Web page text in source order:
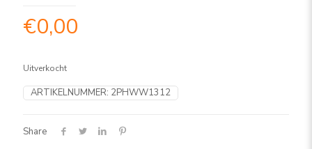
€0,00
Uitverkocht
ARTIKELNUMMER: 2PHWW1312
Share